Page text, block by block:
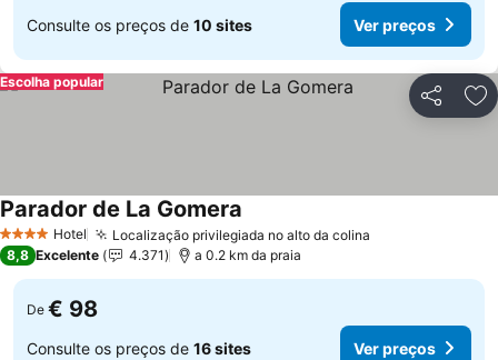
Consulte os preços de 10 sites Ver preços
Partilhar
Escolha popular
4 EstrelasHotel Localização privilegiada no alto da colina
Parador de La Gomera
8,8 Excelente 4.371 a 0.2 km da praia
De € 98
Consulte os preços de 16 sites Ver preços